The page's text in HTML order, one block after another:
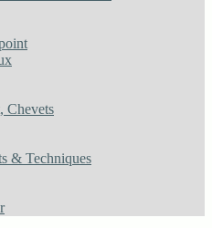
Chevets
& Techniques